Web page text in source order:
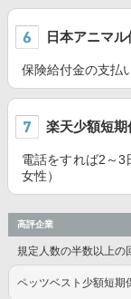
日本アニマ
保険給付金の支払
楽天少額短期
電話をすれば2～3
女性）
高評企業
規定人数の半数以上の
ペッツベスト少額短期